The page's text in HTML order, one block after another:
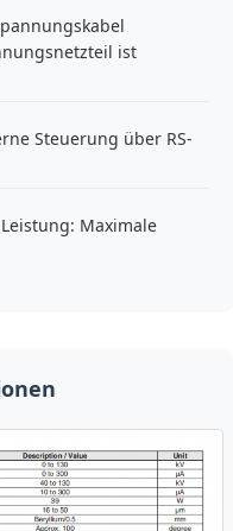
ist
Steuerung über RS-
Maximale